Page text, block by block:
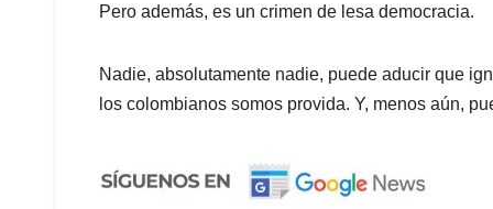
Pero además, es un crimen de lesa democracia.
Nadie, absolutamente nadie, puede aducir que
los colombianos somos provida. Y, menos aún,